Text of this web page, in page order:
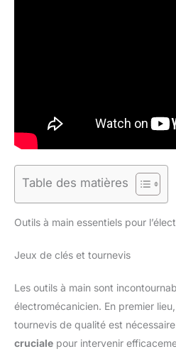
Table des matières
Outils à main essentiels pour
Jeux de clés et tournevis
Les outils à main sont
électromécanicien. En premier
tournevis de qualité est
cruciale pour intervenir